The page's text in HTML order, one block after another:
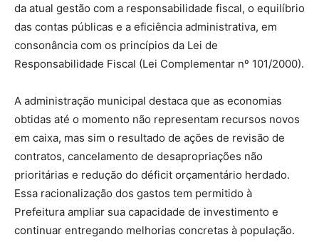
da atual gestão com a responsabilidade fiscal, o equilíbrio
das contas públicas e a eficiência administrativa, em
consonância com os princípios da Lei de
Responsabilidade Fiscal (Lei Complementar nº 101/2000).
A administração municipal destaca que as economias
obtidas até o momento não representam recursos novos
em caixa, mas sim o resultado de ações de revisão de
contratos, cancelamento de desapropriações não
prioritárias e redução do déficit orçamentário herdado.
Essa racionalização dos gastos tem permitido à
Prefeitura ampliar sua capacidade de investimento e
continuar entregando melhorias concretas à população.